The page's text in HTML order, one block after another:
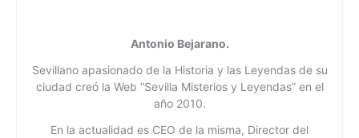
Antonio Bejarano.
Sevillano apasionado de la Historia y las Leyendas de su
ciudad creó la Web ”Sevilla Misterios y Leyendas” en el
año 2010.
En la actualidad es CEO de la misma, Director del